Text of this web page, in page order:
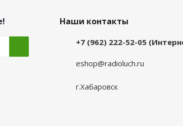
Наши контакты
+7 (962) 222-52-05
eshop@radioluch.ru
г.Хабаровск